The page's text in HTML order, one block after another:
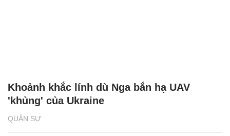
QUÂN SỰ
Khoảnh khắc lính dù Nga bắn hạ UAV
'khủng' của Ukraine